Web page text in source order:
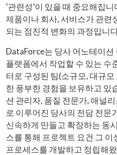
‘관련성’이 있을 때 중요해집
제품이나 회사, 서비스가 관련
되는 점진적 변화의 과정입니
DataForce는 당사 어노테이
플랫폼에서 작업할 수 있는 수
터로 구성된 팀(소규모, 대규
한 풍부한 경험을 보유하고 있
션 관리자, 품질 전문가, 애널
로 이루어진 당사의 전담 전문
신속하게 만들고 확장하는 동
스를 통해 프로젝트 요건 그
프로세스를 개발하고 정립해